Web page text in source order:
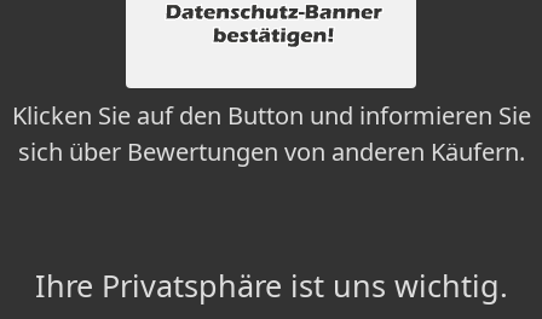
Klicken Sie auf den Button und informieren Sie
sich über Bewertungen von anderen Käufern.
Ihre Privatsphäre ist uns wichtig.